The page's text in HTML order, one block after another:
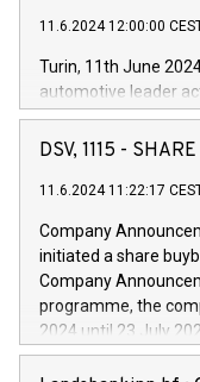
11.6.2024 12:00:00
Turin, 11th June
automotive leader
Vehicles, Powertrain
has successfully
new projects in Italy
by CDP, Iveco Group
architectures in the
develop solutions for
vehicle connectivity
driving comfort and
DSV, 1115 -
11.6.2024 11:22:17
Company
initiated a share
Company
programme, the
2024 until 23 July
maximum value of